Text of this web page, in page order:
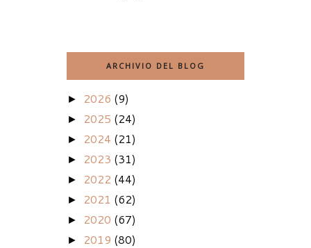
ARCHIVIO DEL BLOG
► 2026 (9)
► 2025 (24)
► 2024 (21)
► 2023 (31)
► 2022 (44)
► 2021 (62)
► 2020 (67)
► 2019 (80)